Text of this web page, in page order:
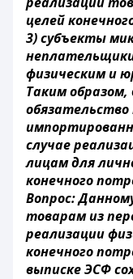
целей
3) субъекты
физическим и
Таким образом,
случае
лицам для
конечного
Вопрос:
товарам из
реализации
конечного
выписке ЭСФ